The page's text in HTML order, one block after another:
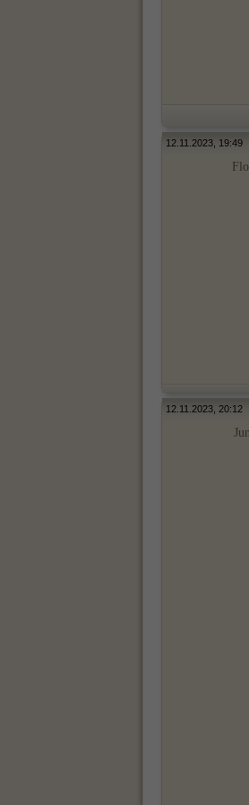
12.11.2023, 19:49
12.11.2023, 20:12